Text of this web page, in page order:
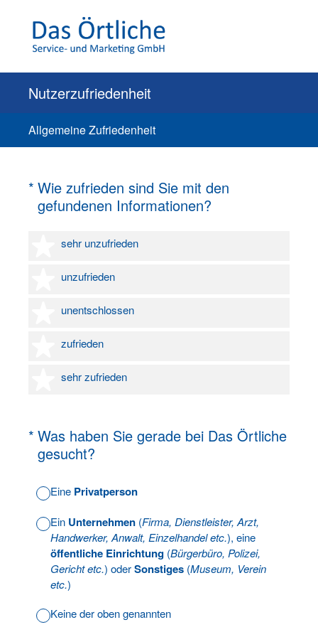
Nutzerzufriedenheit
Allgemeine Zufriedenheit
* Wie zufrieden sind Sie mit den
gefundenen Informationen?
(Erforderlich.)
sehr unzufrieden
1 Stern
unzufrieden
2 Sterne
unentschlossen
3 Sterne
zufrieden
4 Sterne
sehr zufrieden
5 Sterne
* Was haben Sie gerade bei Das Örtliche
gesucht?
(Erforderlich.)
Eine Privatperson
Ein Unternehmen (Firma, Dienstleister, Arzt,
Handwerker, Anwalt, Einzelhandel etc.), eine
öffentliche Einrichtung (Bürgerbüro, Polizei,
Gericht etc.) oderSonstiges (Museum, Verein
etc.)
Keine der oben genannten